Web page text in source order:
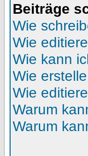
Beiträge
Wie
Wie
Wie kann
Wie
Wie
Warum
Warum